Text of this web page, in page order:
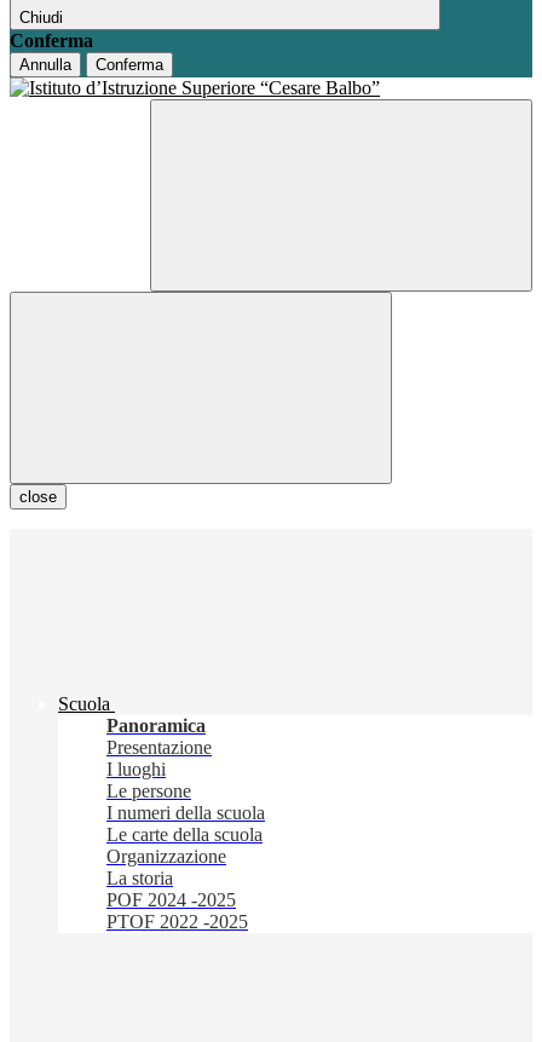
Chiudi
Conferma
Annulla Conferma
close
Scuola
Panoramica
Presentazione
I luoghi
Le persone
I numeri della scuola
Le carte della scuola
Organizzazione
La storia
POF 2024 -2025
PTOF 2022 -2025